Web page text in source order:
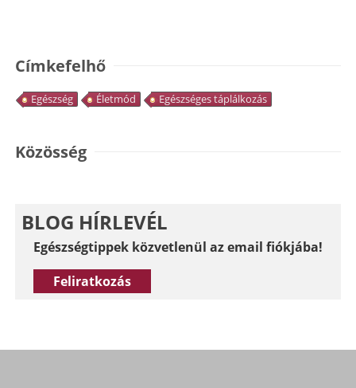
Címkefelhő
Egészség Életmód Egészséges táplálkozás
Közösség
BLOG HÍRLEVÉL
Egészségtippek közvetlenül az email fiókjába!
Feliratkozás